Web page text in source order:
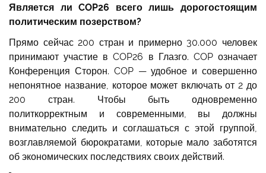
Является ли COP26 всего лишь дорогостоящим
политическим позерством?
Прямо сейчас 200 стран и примерно 30.000 человек
принимают участие в COP26 в Глазго. COP означает
Конференция Сторон. COP — удобное и совершенно
непонятное название, которое может включать от 2 до
200 стран. Чтобы быть одновременно
политкорректным и современными, вы должны
внимательно следить и соглашаться с этой группой,
возглавляемой бюрократами, которые мало заботятся
об экономических последствиях своих действий.